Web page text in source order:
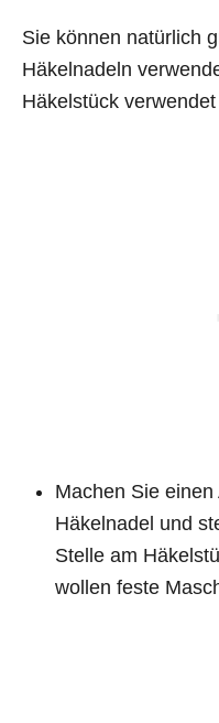
Sie können natürlich
Häkelnadeln
Häkelstück
Machen Sie
Häkelnadel und
Stelle am
wollen feste